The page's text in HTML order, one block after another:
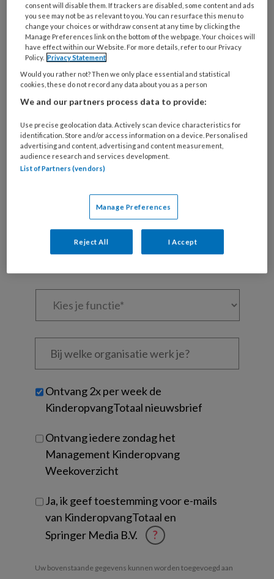
REGISTREREN
Wil je dit artikel lezen?
Maak gratis een account aan en lees 2
artikelen gratis per maand
Al een account of abonnement? Log dan in
mailadres?
Kies
Bij
welke
je?
Untitled
Ontvang 2x per week de
KinderopvangTotaal nieuwsbrief
Ontvang iedere zondag het
Management Kinderopvang
Weekoverzicht
Ja, ik geef toestemming voor e-mails
van KinderopvangTotaal en
Springer Media B.V.
?
Uw bovenstaande gegevens kunnen worden toegevoegd aan
consent will disable them. If trackers are disabled, some content and ads
you see may not be as relevant to you. You can resurface this menu to
change your choices or withdraw consent at any time by clicking the
Manage Preferences link on the bottom of the webpage. Your choices will
have effect within our Website. For more details, refer to our Privacy
Policy. Privacy Statement
Would you rather not? Then we only place essential and statistical
cookies, these do not record any data about you as a person
We and our partners process data to provide:
Use precise geolocation data. Actively scan device characteristics for
identification. Store and/or access information on a device. Personalised
advertising and content, advertising and content measurement,
audience research and services development.
List of Partners (vendors)
Manage Preferences
Reject All I Accept